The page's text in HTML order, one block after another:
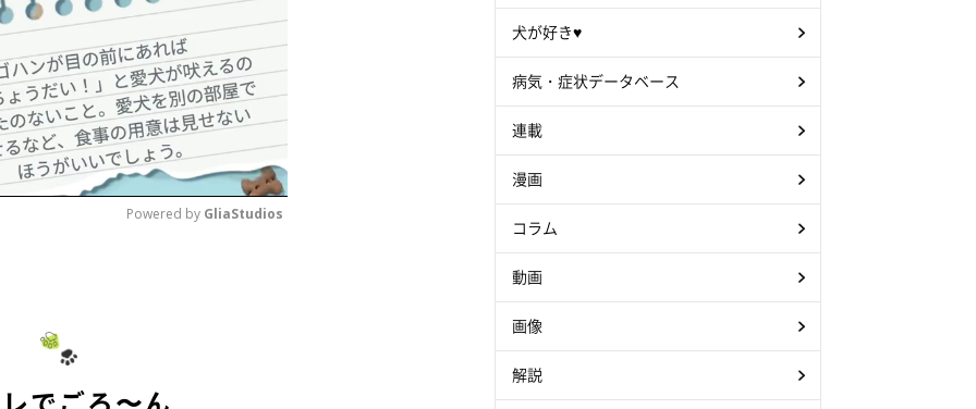
Powered by GliaStudios
犬が好き♥
病気・症状データベース
連載
漫画
コラム
動画
画像
解説